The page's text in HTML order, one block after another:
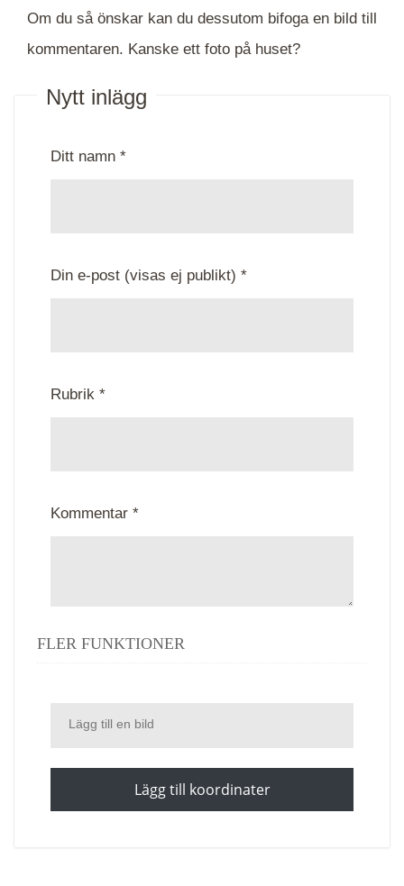
Om du så önskar kan du dessutom bifoga en bild till
kommentaren. Kanske ett foto på huset?
Nytt inlägg
Ditt namn *
Din e-post (visas ej publikt) *
Rubrik *
Kommentar *
FLER FUNKTIONER
Lägg till en bild
Lägg till koordinater